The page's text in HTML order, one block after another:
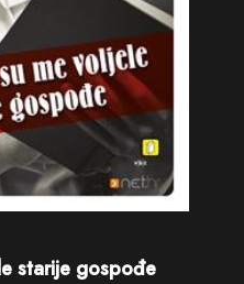
starije gospođe